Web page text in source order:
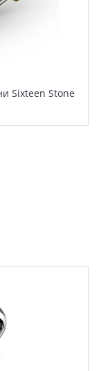
Sixteen Stone